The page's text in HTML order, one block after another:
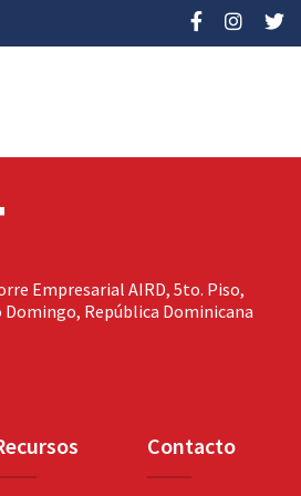
Empresarial AIRD, 5to. Piso,
Domingo, República Dominicana
Contacto